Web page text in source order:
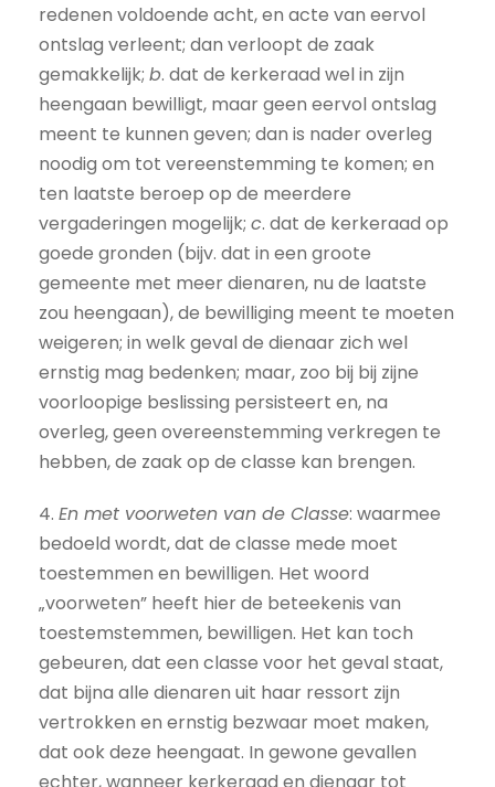
redenen voldoende acht, en acte van eervol
ontslag verleent; dan verloopt de zaak
gemakkelijk; b. dat de kerkeraad wel in zijn
heengaan bewilligt, maar geen eervol ontslag
meent te kunnen geven; dan is nader overleg
noodig om tot vereenstemming te komen; en
ten laatste beroep op de meerdere
vergaderingen mogelijk; c. dat de kerkeraad op
goede gronden (bijv. dat in een groote
gemeente met meer dienaren, nu de laatste
zou heengaan), de bewilliging meent te moeten
weigeren; in welk geval de dienaar zich wel
ernstig mag bedenken; maar, zoo bij bij zijne
voorloopige beslissing persisteert en, na
overleg, geen overeenstemming verkregen te
hebben, de zaak op de classe kan brengen.
4. En met voorweten van de Classe: waarmee
bedoeld wordt, dat de classe mede moet
toestemmen en bewilligen. Het woord
„voorweten” heeft hier de beteekenis van
toestemstemmen, bewilligen. Het kan toch
gebeuren, dat een classe voor het geval staat,
dat bijna alle dienaren uit haar ressort zijn
vertrokken en ernstig bezwaar moet maken,
dat ook deze heengaat. In gewone gevallen
echter, wanneer kerkeraad en dienaar tot